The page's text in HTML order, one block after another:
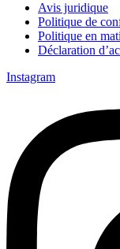
Avis juridique
Politique de
Politique en
Déclaration
Instagram